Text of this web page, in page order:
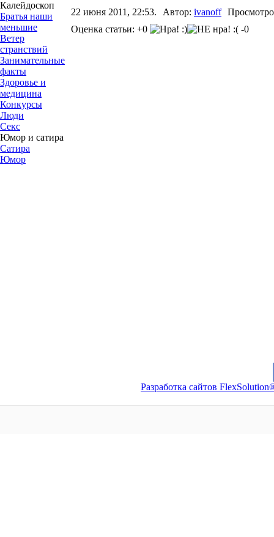
Калейдоскоп
Братья наши
меньшие
Ветер
странствий
Занимательные
факты
Здоровье и
медицина
Конкурсы
Люди
Секс
Юмор и сатира
Сатира
Юмор
22 июня 2011, 22:53. Автор: ivanoff
Оценка статьи: +0
-0
Разработка сайтов